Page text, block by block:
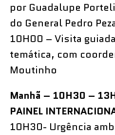
por Guadalupe
do General Pedro
10H00 – Visita
temática, com
Moutinho
Manhã – 10H30 –
PAINEL
10H30- Urgência